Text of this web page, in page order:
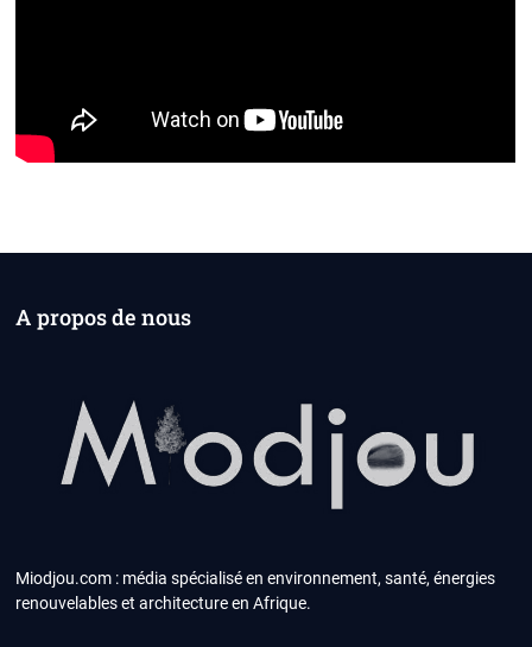
A propos de nous
Miodjou.com : média spécialisé en environnement, santé, énergies
renouvelables et architecture en Afrique.